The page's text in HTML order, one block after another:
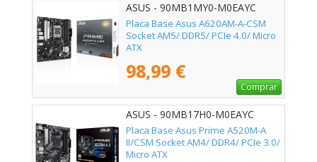
ASUS - 90MB1MY0-M0EAYC
Placa Base Asus A620AM-A-CSM
Socket AM5/ DDR5/ PCIe 4.0/ Micro
ATX
98,99 €
Comprar
ASUS - 90MB17H0-M0EAYC
Placa Base Asus Prime A520M-A
II/CSM Socket AM4/ DDR4/ PCIe 3.0/
Micro ATX